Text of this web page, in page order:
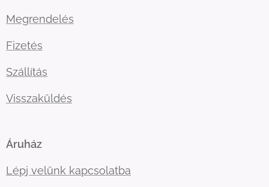
Megrendelés
Fizetés
Szállítás
Visszaküldés
Áruház
Lépj velünk kapcsolatba